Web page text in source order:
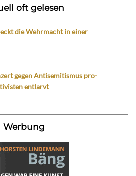
oft gelesen
die Wehrmacht in einer
gegen Antisemitismus pro-
entlarvt
Werbung